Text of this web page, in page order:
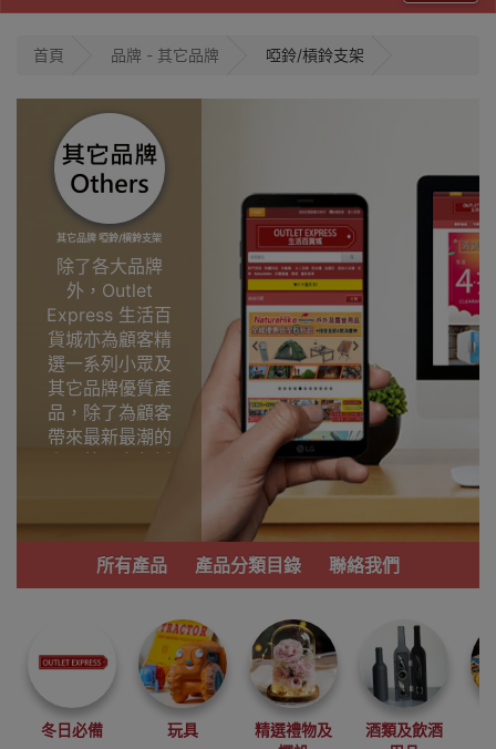
首頁 品牌 - 其它品牌 啞鈴/槓鈴支架
其它品牌 啞鈴/槓鈴支架
除了各大品牌
外，Outlet
Express 生活百
貨城亦為顧客精
選一系列小眾及
其它品牌優質產
品，除了為顧客
帶來最新最潮的
產品外，亦包括
功能齊備的產
品。
我們每月會固定
尋找最更新、最
潮、有特色而且
優惠的優質產
品，從用家的角
度為你帶來你的
最好選擇。
所有產品 產品分類目錄 聯絡我們
冬日必備 玩具
精選禮物及
酒類及飲酒